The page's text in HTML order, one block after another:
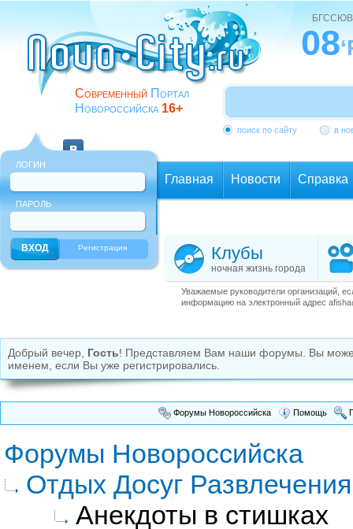
Современный Портал
Новороссийска 16+
08
поиск по сайту в
ЛОГИН
ПАРОЛЬ
Регистрация
Главная Новости Справка
Клубы
ночная жизнь города
Уважаемые руководители организаций,
информацию на электронный адрес
Добрый вечер, Гость! Представляем Вам наши форумы. Вы
именем, если Вы уже регистрировались.
Форумы Новороссийска Помощь
Форумы Новороссийска
Отдых Досуг Развлечения
Анекдоты в стишках